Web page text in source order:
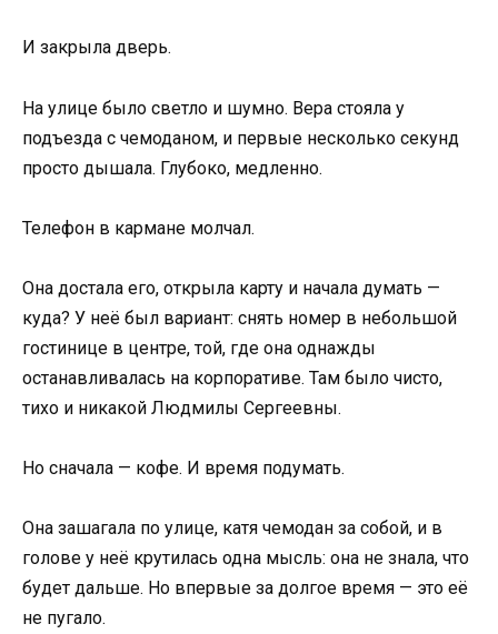
И закрыла дверь.
На улице было светло и шумно. Вера стояла у
подъезда с чемоданом, и первые несколько секунд
просто дышала. Глубоко, медленно.
Телефон в кармане молчал.
Она достала его, открыла карту и начала думать —
куда? У неё был вариант: снять номер в небольшой
гостинице в центре, той, где она однажды
останавливалась на корпоративе. Там было чисто,
тихо и никакой Людмилы Сергеевны.
Но сначала — кофе. И время подумать.
Она зашагала по улице, катя чемодан за собой, и в
голове у неё крутилась одна мысль: она не знала, что
будет дальше. Но впервые за долгое время — это её
не пугало.